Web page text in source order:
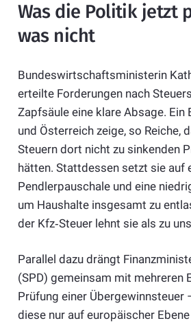
Was die Politik jetzt
was nicht
Bundeswirtschaftsministerin
erteilte Forderungen nach
Zapfsäule eine klare Absage. Ein
und Österreich zeige, so Reiche,
Steuern dort nicht zu sinkenden
hätten. Stattdessen setzt sie auf
Pendlerpauschale und eine
um Haushalte insgesamt zu
der Kfz‑Steuer lehnt sie als zu
Parallel dazu drängt
(SPD) gemeinsam mit mehreren
Prüfung einer Übergewinnsteuer
diese nur auf europäischer